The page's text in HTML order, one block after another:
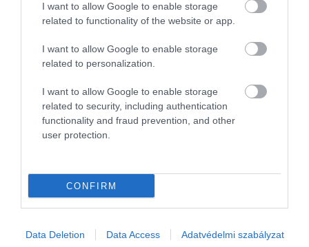
I want to allow Google to enable storage
related to functionality of the website or app.
I want to allow Google to enable storage
related to personalization.
I want to allow Google to enable storage
related to security, including authentication
functionality and fraud prevention, and other
user protection.
CONFIRM
Data Deletion Data Access Adatvédelmi szabályzat
CAFETERIA
Ez a 10 legfontosabb béren kívüli juttatás
derül ki egy több mint 400 válaszadó körében végzett felmérésből.
rectangle